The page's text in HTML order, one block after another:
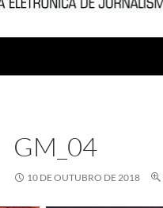
GM_04
10 DE OUTUBRO DE 2018